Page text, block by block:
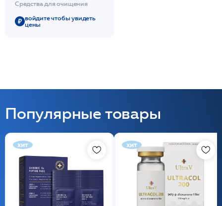
Средства для очищения
войдите чтобы увидеть
цены
Популярные товары
хит хит